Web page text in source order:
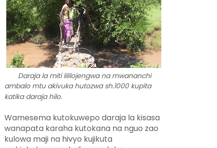
Daraja la miti lililojengwa na mwananchi
ambalo mtu akivuka hutozwa sh.1000 kupita
katika daraja hilo.
Wamesema kutokuwepo daraja la kisasa
wanapata karaha kutokana na nguo zao
kulowa maji na hivyo kujikuta